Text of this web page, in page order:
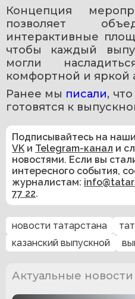
Концепция
позволяет
интерактивные
чтобы каждый
могли
комфортной и яркой
Ранее мы писали,
готовятся к
Подписывайтесь на наши
VK и Telegram-канал и
новостями. Если вы
интересного события,
журналистам:
77 22.
новости татарстана
казанский выпускной
Актуальные новости